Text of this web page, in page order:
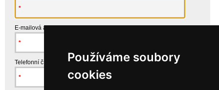
Používáme soubory
cookies
E-mailová adresa:
Telefonní číslo: